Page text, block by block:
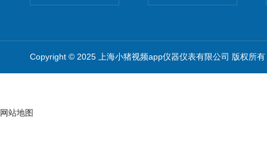
Copyright © 2025 上海小猪视频app仪器仪表有限公司 版权所有
网站地图